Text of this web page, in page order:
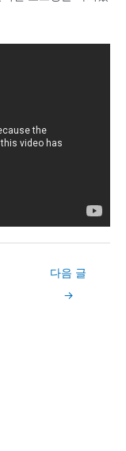
다음 글
→